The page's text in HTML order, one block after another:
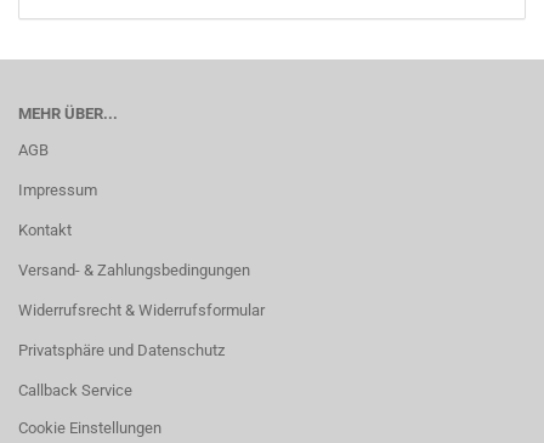
MEHR ÜBER...
AGB
Impressum
Kontakt
Versand- & Zahlungsbedingungen
Widerrufsrecht & Widerrufsformular
Privatsphäre und Datenschutz
Callback Service
Cookie Einstellungen